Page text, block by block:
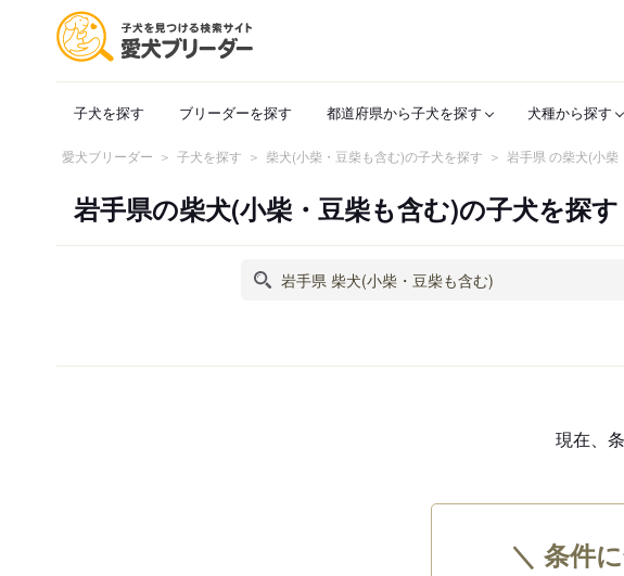
子犬を探す ブリーダーを探す 都道府県から子犬を探す 犬種から探す
愛犬ブリーダー 子犬を探す 柴犬(小柴・豆柴も含む)の子犬を探す 岩手県 の柴犬(小
岩手県の柴犬(小柴・豆柴も含む)の子犬を探す
現在、
＼ 条件